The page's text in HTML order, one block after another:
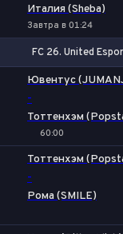
Италия (Sheba)
Завтра в 01:24
FC 26. United
Ювентус
-
Тоттенхэм
60:00
Тоттенхэм
-
Рома (SMILE)